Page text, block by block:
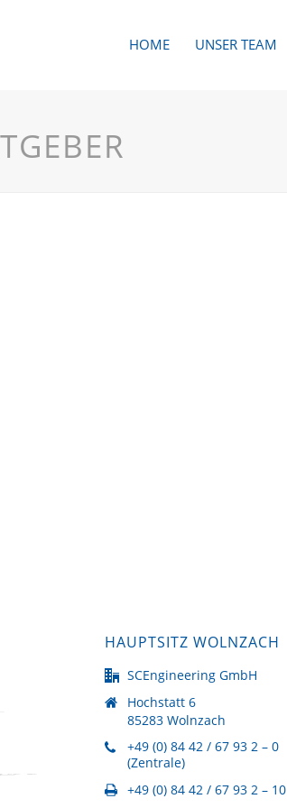
HOME UNSER TEAM
HAUPTSITZ WOLNZACH
SCEngineering GmbH
Hochstatt 6
85283 Wolnzach
+49 (0) 84 42 / 67 93 2 – 0
(Zentrale)
+49 (0) 84 42 / 67 93 2 – 10